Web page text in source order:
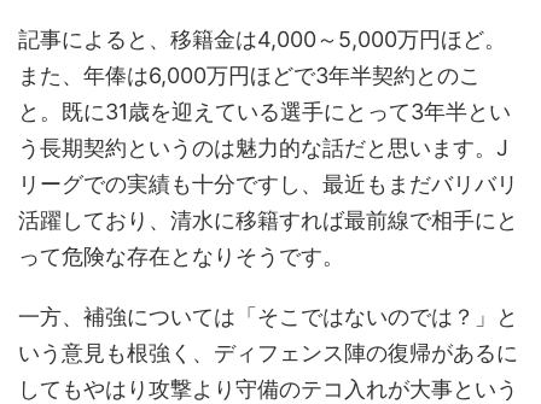
記事によると、移籍金は4,000～5,000万円ほど。
また、年俸は6,000万円ほどで3年半契約とのこ
と。既に31歳を迎えている選手にとって3年半とい
う長期契約というのは魅力的な話だと思います。J
リーグでの実績も十分ですし、最近もまだバリバリ
活躍しており、清水に移籍すれば最前線で相手にと
って危険な存在となりそうです。
一方、補強については「そこではないのでは？」と
いう意見も根強く、ディフェンス陣の復帰があるに
してもやはり攻撃より守備のテコ入れが大事という